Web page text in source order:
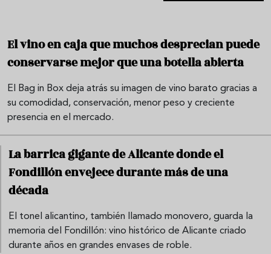
El vino en caja que muchos desprecian puede
conservarse mejor que una botella abierta
El Bag in Box deja atrás su imagen de vino barato gracias a
su comodidad, conservación, menor peso y creciente
presencia en el mercado.
La barrica gigante de Alicante donde el
Fondillón envejece durante más de una
década
El tonel alicantino, también llamado monovero, guarda la
memoria del Fondillón: vino histórico de Alicante criado
durante años en grandes envases de roble.